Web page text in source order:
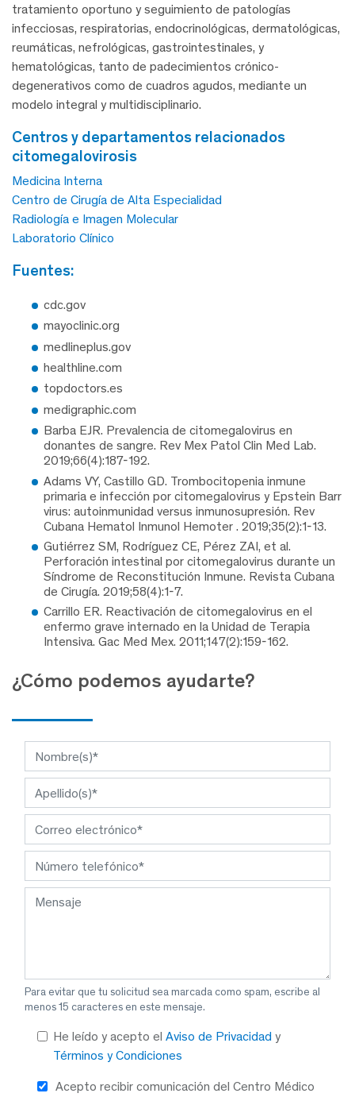
tratamiento oportuno y seguimiento de patologías
infecciosas, respiratorias, endocrinológicas, dermatológicas,
reumáticas, nefrológicas, gastrointestinales, y
hematológicas, tanto de padecimientos crónico-
degenerativos como de cuadros agudos, mediante un
modelo integral y multidisciplinario.
centros y departamentos relacionados
citomegalovirosis
Medicina Interna
Centro de Cirugía de Alta Especialidad
Radiología e Imagen Molecular
Laboratorio Clínico
fuentes:
cdc.gov
mayoclinic.org
medlineplus.gov
healthline.com
topdoctors.es
medigraphic.com
Barba EJR. Prevalencia de citomegalovirus en
donantes de sangre. Rev Mex Patol Clin Med Lab.
2019;66(4):187-192.
Adams VY, Castillo GD. Trombocitopenia inmune
primaria e infección por citomegalovirus y Epstein Barr
virus: autoinmunidad versus inmunosupresión. Rev
Cubana Hematol Inmunol Hemoter . 2019;35(2):1-13.
Gutiérrez SM, Rodríguez CE, Pérez ZAI, et al.
Perforación intestinal por citomegalovirus durante un
Síndrome de Reconstitución Inmune. Revista Cubana
de Cirugía. 2019;58(4):1-7.
Carrillo ER. Reactivación de citomegalovirus en el
enfermo grave internado en la Unidad de Terapia
Intensiva. Gac Med Mex. 2011;147(2):159-162.
¿Cómo podemos ayudarte?
Para evitar que tu solicitud sea marcada como spam, escribe al
menos 15 caracteres en este mensaje.
He leído y acepto el Aviso de Privacidad y
Términos y Condiciones
Acepto recibir comunicación del Centro Médico